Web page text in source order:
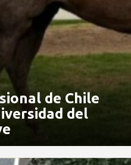
de Chile
del